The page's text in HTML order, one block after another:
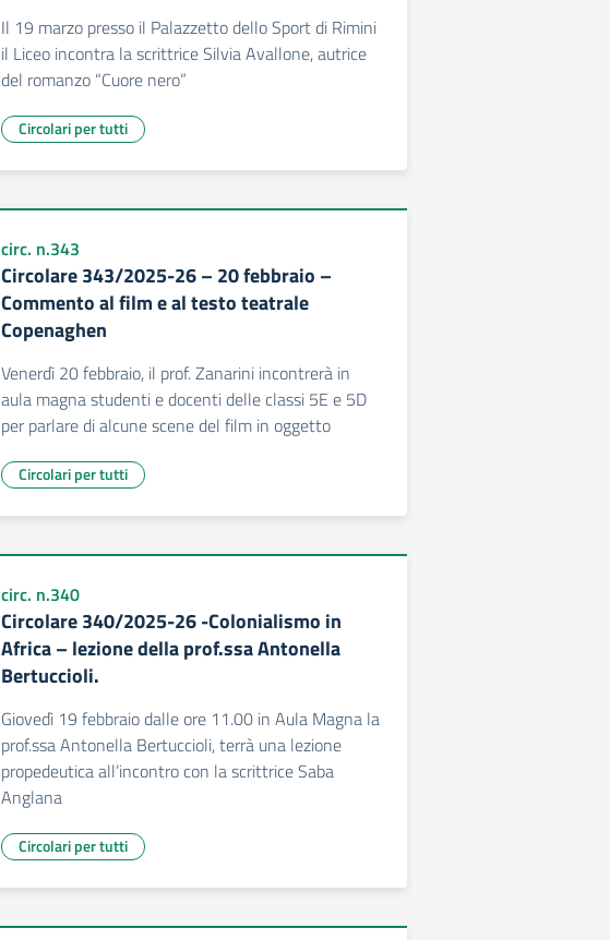
Il 19 marzo presso il Palazzetto dello Sport di Rimini
il Liceo incontra la scrittrice Silvia Avallone, autrice
del romanzo “Cuore nero”
Circolari per tutti
circ. n.343
Circolare 343/2025-26 – 20 febbraio –
Commento al film e al testo teatrale
Copenaghen
Venerdì 20 febbraio, il prof. Zanarini incontrerà in
aula magna studenti e docenti delle classi 5E e 5D
per parlare di alcune scene del film in oggetto
Circolari per tutti
circ. n.340
Circolare 340/2025-26 -Colonialismo in
Africa – lezione della prof.ssa Antonella
Bertuccioli.
Giovedì 19 febbraio dalle ore 11.00 in Aula Magna la
prof.ssa Antonella Bertuccioli, terrà una lezione
propedeutica all’incontro con la scrittrice Saba
Anglana
Circolari per tutti